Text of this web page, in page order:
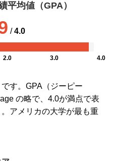
平均値（GPA）
/4.0
2.0 3.0 4.0
す。GPA（ジーピー
の略で、4.0が満点で表
アメリカの大学が最も重